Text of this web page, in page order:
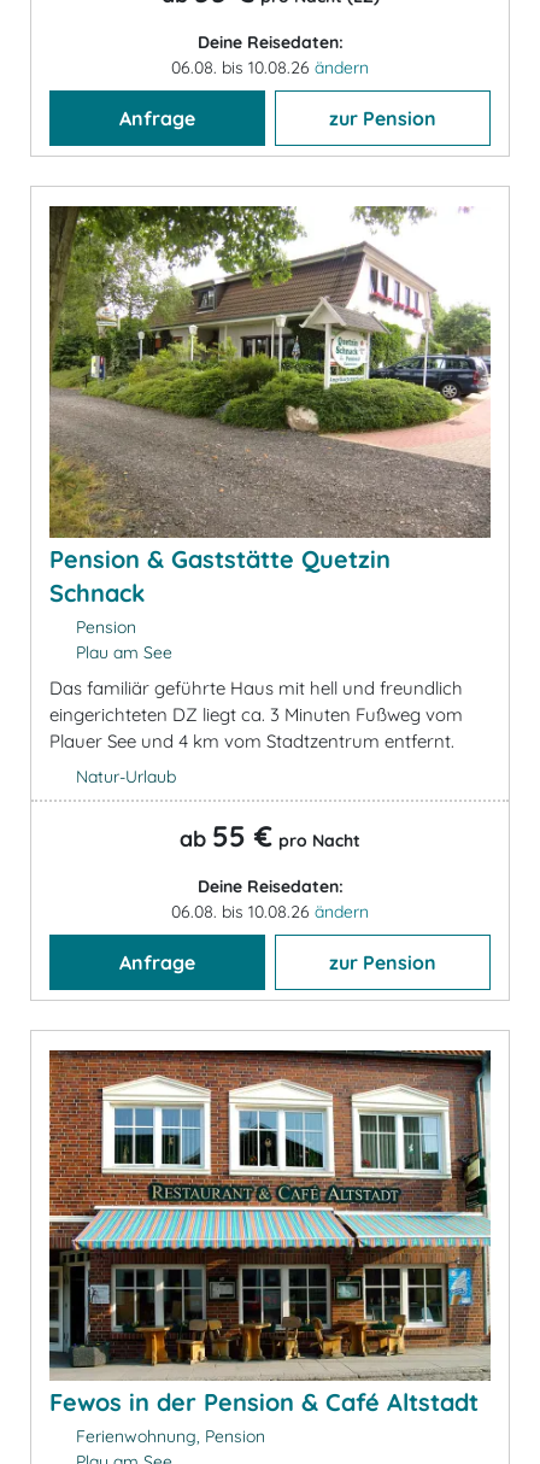
Deine Reisedaten:
06.08. bis 10.08.26 ändern
Anfrage zur Pension
Pension & Gaststätte Quetzin
Schnack
Pension
Plau am See
Das familiär geführte Haus mit hell und freundlich
eingerichteten DZ liegt ca. 3 Minuten Fußweg vom
Plauer See und 4 km vom Stadtzentrum entfernt.
Natur-Urlaub
ab 55 € pro Nacht
Deine Reisedaten:
06.08. bis 10.08.26 ändern
Anfrage zur Pension
Fewos in der Pension & Café Altstadt
Ferienwohnung, Pension